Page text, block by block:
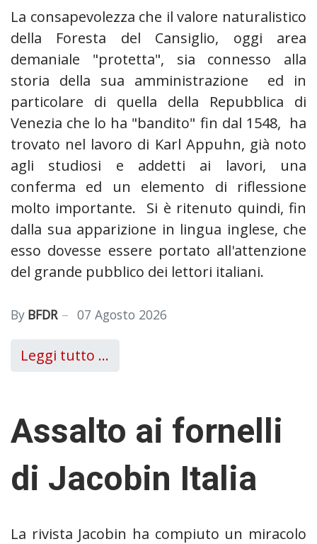
La consapevolezza che il valore naturalistico
della Foresta del Cansiglio, oggi area
demaniale "protetta", sia connesso alla
storia della sua amministrazione ed in
particolare di quella della Repubblica di
Venezia che lo ha "bandito" fin dal 1548, ha
trovato nel lavoro di Karl Appuhn, già noto
agli studiosi e addetti ai lavori, una
conferma ed un elemento di riflessione
molto importante. Si è ritenuto quindi, fin
dalla sua apparizione in lingua inglese, che
esso dovesse essere portato all'attenzione
del grande pubblico dei lettori italiani.
By BFDR 07 Agosto 2026
Leggi tutto …
Assalto ai fornelli
di Jacobin Italia
La rivista Jacobin ha compiuto un miracolo